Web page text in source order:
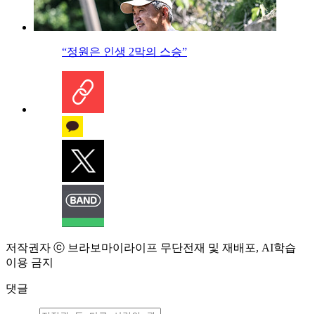
“정원은 인생 2막의 스승”
저작권자 ⓒ 브라보마이라이프 무단전재 및 재배포, AI학습
이용 금지
댓글